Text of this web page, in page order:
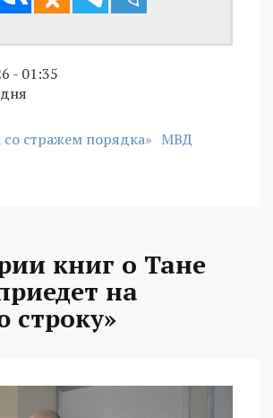
- 01:35
со стражем порядка» МВД
книг о Тане
на
строку»